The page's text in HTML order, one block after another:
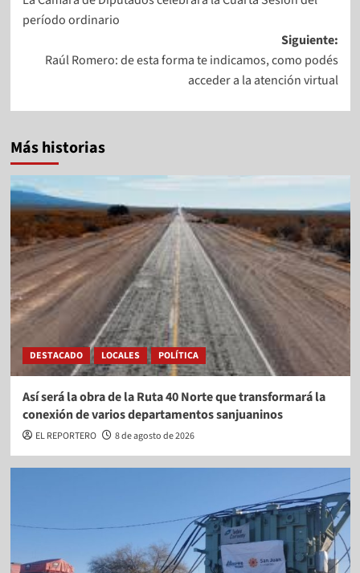
período ordinario
Siguiente:
Raúl Romero: de esta forma te indicamos, como podés
acceder a la atención virtual
Más historias
DESTACADO LOCALES POLÍTICA
Así será la obra de la Ruta 40 Norte que transformará la
conexión de varios departamentos sanjuaninos
EL REPORTERO 8 de agosto de 2026